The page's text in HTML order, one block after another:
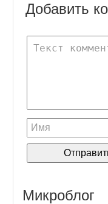
Добавить
Микроблог